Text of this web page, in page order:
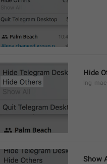
Hide
Show